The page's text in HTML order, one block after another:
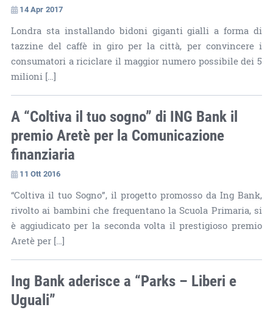
14 Apr 2017
Londra sta installando bidoni giganti gialli a forma di
tazzine del caffè in giro per la città, per convincere i
consumatori a riciclare il maggior numero possibile dei 5
milioni […]
A “Coltiva il tuo sogno” di ING Bank il
premio Aretè per la Comunicazione
finanziaria
11 Ott 2016
“Coltiva il tuo Sogno”, il progetto promosso da Ing Bank,
rivolto ai bambini che frequentano la Scuola Primaria, si
è aggiudicato per la seconda volta il prestigioso premio
Aretè per […]
Ing Bank aderisce a “Parks – Liberi e
Uguali”